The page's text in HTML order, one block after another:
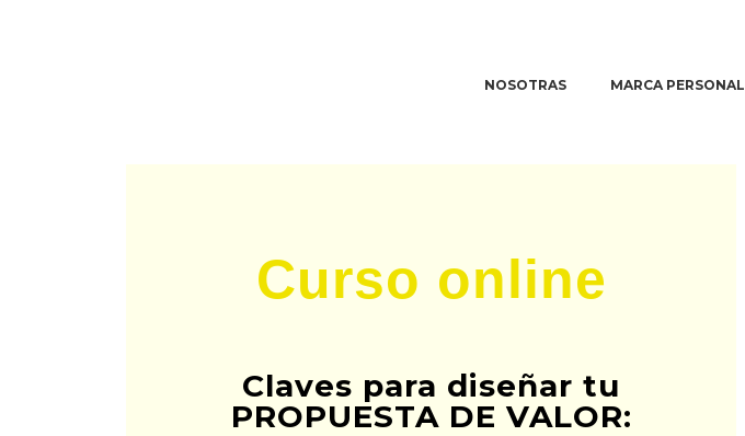
NOSOTRAS MARCA PERSONAL
Curso online
Claves para diseñar tu
PROPUESTA DE VALOR: